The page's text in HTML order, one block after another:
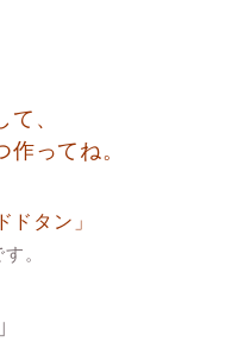
、
ってね。
ドタン」
。